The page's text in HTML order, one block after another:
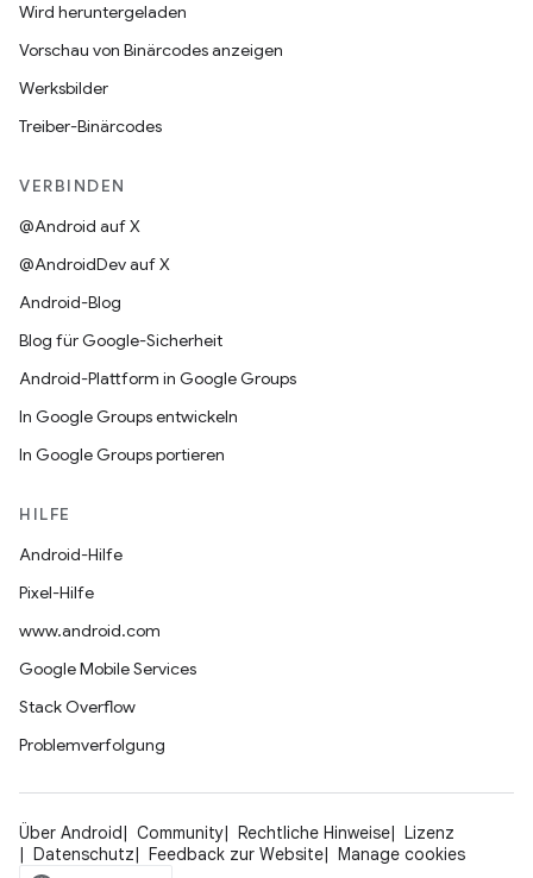
Wird heruntergeladen
Vorschau von Binärcodes anzeigen
Werksbilder
Treiber-Binärcodes
VERBINDEN
@Android auf X
@AndroidDev auf X
Android-Blog
Blog für Google-Sicherheit
Android-Plattform in Google Groups
In Google Groups entwickeln
In Google Groups portieren
HILFE
Android-Hilfe
Pixel-Hilfe
www.android.com
Google Mobile Services
Stack Overflow
Problemverfolgung
Über Android Community Rechtliche Hinweise
Lizenz
Datenschutz
Feedback zur Website Manage cookies